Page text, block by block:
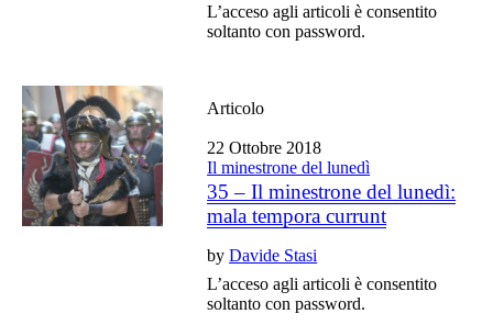
L’acceso agli articoli è consentito
soltanto con password.
Articolo
22 Ottobre 2018
Il minestrone del lunedì
35 – Il minestrone del lunedì:
mala tempora currunt
byDavide Stasi
L’acceso agli articoli è consentito
soltanto con password.